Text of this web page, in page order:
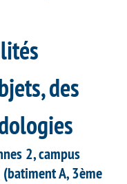
des
2, campus
A, 3ème